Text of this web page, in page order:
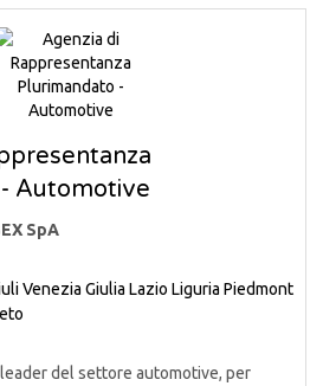
Automotive
SpA
Venezia Giulia Lazio Liguria Piedmont
leader del settore automotive, per